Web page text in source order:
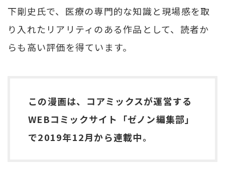
下剛史氏で、医療の専門的な知識と現場感を取
り入れたリアリティのある作品として、読者か
らも高い評価を得ています。
この漫画は、コアミックスが運営する
WEBコミックサイト「ゼノン編集部」
で2019年12月から連載中。